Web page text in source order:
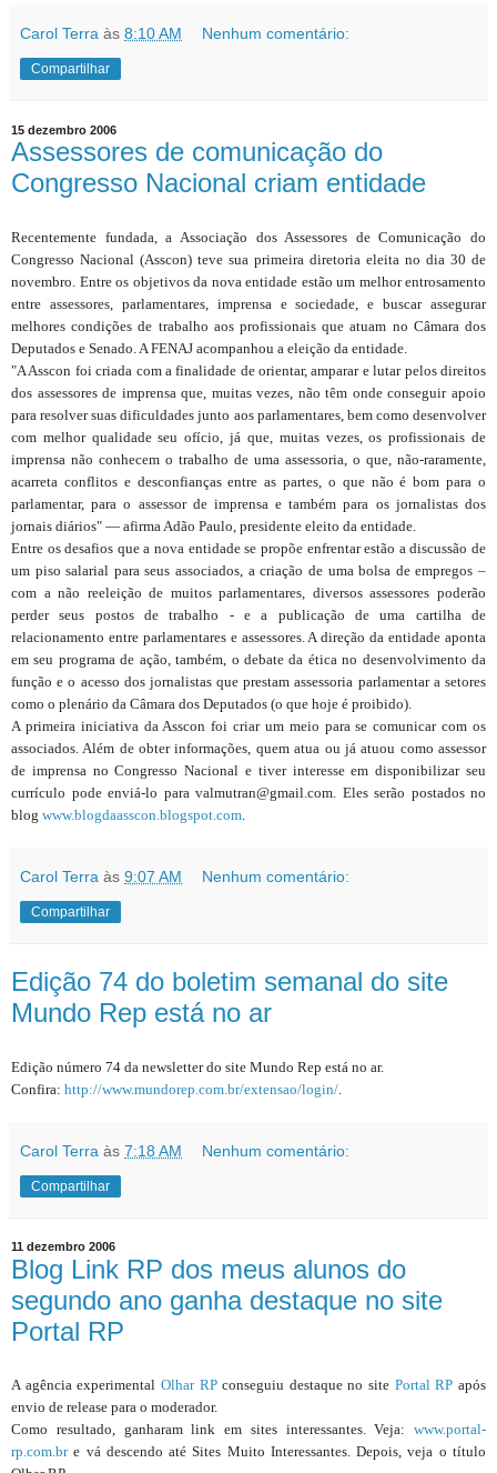
Carol Terra às 8:10 AM Nenhum comentário:
Compartilhar
15 dezembro 2006
Assessores de comunicação do
Congresso Nacional criam entidade
Recentemente fundada, a Associação dos Assessores de Comunicação do
Congresso Nacional (Asscon) teve sua primeira diretoria eleita no dia 30 de
novembro. Entre os objetivos da nova entidade estão um melhor entrosamento
entre assessores, parlamentares, imprensa e sociedade, e buscar assegurar
melhores condições de trabalho aos profissionais que atuam no Câmara dos
Deputados e Senado. A FENAJ acompanhou a eleição da entidade.
"A Asscon foi criada com a finalidade de orientar, amparar e lutar pelos direitos
dos assessores de imprensa que, muitas vezes, não têm onde conseguir apoio
para resolver suas dificuldades junto aos parlamentares, bem como desenvolver
com melhor qualidade seu ofício, já que, muitas vezes, os profissionais de
imprensa não conhecem o trabalho de uma assessoria, o que, não-raramente,
acarreta conflitos e desconfianças entre as partes, o que não é bom para o
parlamentar, para o assessor de imprensa e também para os jornalistas dos
jornais diários" — afirma Adão Paulo, presidente eleito da entidade.
Entre os desafios que a nova entidade se propõe enfrentar estão a discussão de
um piso salarial para seus associados, a criação de uma bolsa de empregos –
com a não reeleição de muitos parlamentares, diversos assessores poderão
perder seus postos de trabalho - e a publicação de uma cartilha de
relacionamento entre parlamentares e assessores. A direção da entidade aponta
em seu programa de ação, também, o debate da ética no desenvolvimento da
função e o acesso dos jornalistas que prestam assessoria parlamentar a setores
como o plenário da Câmara dos Deputados (o que hoje é proibido).
A primeira iniciativa da Asscon foi criar um meio para se comunicar com os
associados. Além de obter informações, quem atua ou já atuou como assessor
de imprensa no Congresso Nacional e tiver interesse em disponibilizar seu
currículo pode enviá-lo para valmutran@gmail.com. Eles serão postados no
blog www.blogdaasscon.blogspot.com
Carol Terra às 9:07 AM Nenhum comentário:
Compartilhar
Edição 74 do boletim semanal do site
Mundo Rep está no ar
Edição número 74 da newsletter do site Mundo Rep está no ar.
Confira: http://www.mundorep.com.br/extensao/login/
Carol Terra às 7:18 AM Nenhum comentário:
Compartilhar
11 dezembro 2006
Blog Link RP dos meus alunos do
segundo ano ganha destaque no site
Portal RP
A agência experimental Olhar RPconseguiu destaque no site Portal RPapós
envio de release para o moderador.
Como resultado, ganharam link em sites interessantes. Veja: www.portal-
rp.com.bre vá descendo até Sites Muito Interessantes. Depois, veja o título